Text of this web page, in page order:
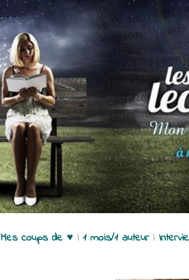
Mes coups de ♥ | 1 mois/1 auteur|